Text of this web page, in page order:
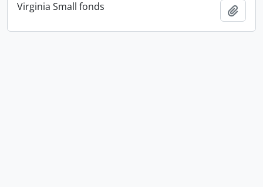
Virginia Small fonds